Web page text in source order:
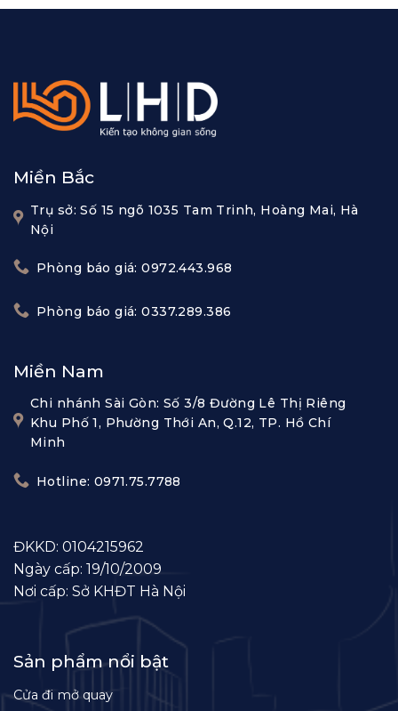
Miền Bắc
Trụ sở: Số 15 ngõ 1035 Tam Trinh, Hoàng Mai, Hà
Nội
Phòng báo giá: 0972.443.968
Phòng báo giá: 0337.289.386
Miền Nam
Chi nhánh Sài Gòn: Số 3/8 Đường Lê Thị Riêng
Khu Phố 1, Phường Thới An, Q.12, TP. Hồ Chí
Minh
Hotline: 0971.75.7788
ĐKKD: 0104215962
Ngày cấp: 19/10/2009
Nơi cấp: Sở KHĐT Hà Nội
Sản phẩm nổi bật
Cửa đi mở quay